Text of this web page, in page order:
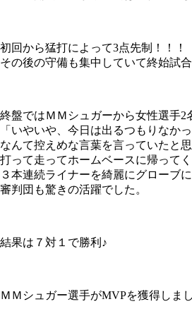
初回から猛打によって3点先制！！！
その後の守備も集中していて終始試
終盤ではＭＭシュガーから女性選手
「いやいや、今日は出るつもりなか
なんて控えめな言葉を言っていたと
打って走ってホームベースに帰って
３本連続ライナーを綺麗にグローブ
審判団も驚きの活躍でした。
結果は７対１で勝利♪
ＭＭシュガー選手がMVPを獲得しまし